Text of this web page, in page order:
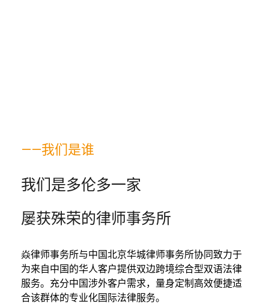
——我们是谁
我们是多伦多一家
屡获殊荣的律师事务所
焱律师事务所与中国北京华城律师事务所协同致力于
为来自中国的华人客户提供双边跨境综合型双语法律
服务。充分中国涉外客户需求，量身定制高效便捷适
合该群体的专业化国际法律服务。